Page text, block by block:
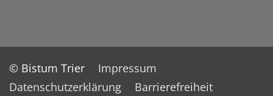
© Bistum Trier
Impressum
Datenschutzerklärung
Barrierefreiheit